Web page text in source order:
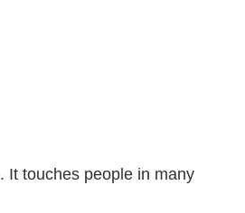
It touches people in many